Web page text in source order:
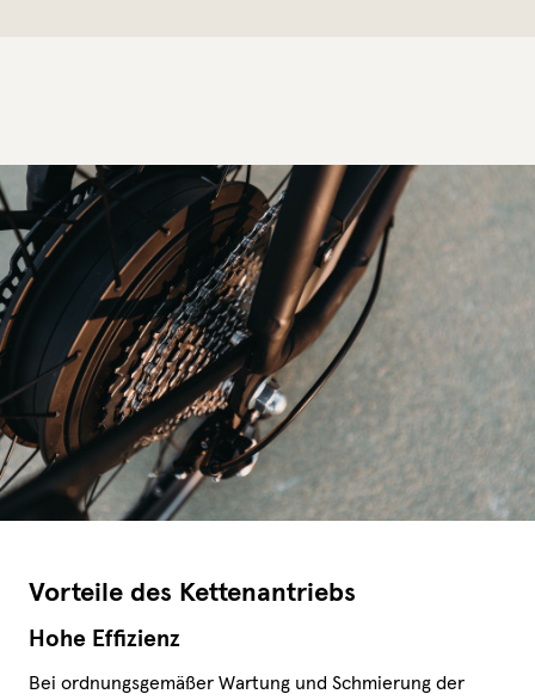
Vorteile des Kettenantriebs
Hohe Effizienz
Bei ordnungsgemäßer Wartung und Schmierung der